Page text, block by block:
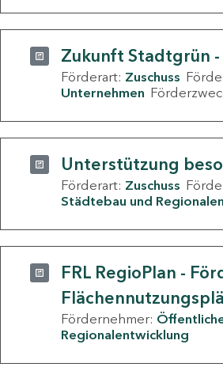
Zukunft Stadtgrün -
Förderart: Zuschuss
Unternehmen
Unterstützung
Förderart: Zuschuss
Städtebau und
FRL RegioPlan -
Fördernehmer:
Regionalentwicklung